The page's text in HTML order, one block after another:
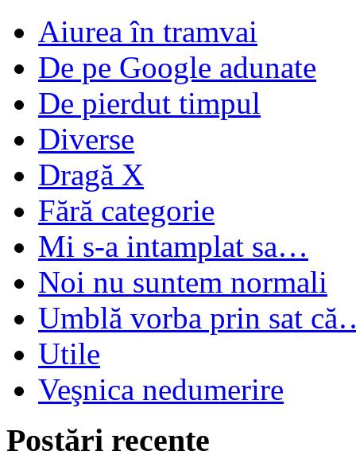
Aiurea în tramvai
De pe Google adunate
De pierdut timpul
Diverse
Dragă X
Fără categorie
Mi s-a intamplat sa…
Noi nu suntem normali
Umblă vorba prin sat
Utile
Veşnica nedumerire
Postări recente